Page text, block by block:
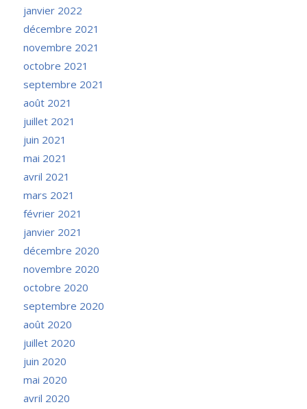
janvier 2022
décembre 2021
novembre 2021
octobre 2021
septembre 2021
août 2021
juillet 2021
juin 2021
mai 2021
avril 2021
mars 2021
février 2021
janvier 2021
décembre 2020
novembre 2020
octobre 2020
septembre 2020
août 2020
juillet 2020
juin 2020
mai 2020
avril 2020